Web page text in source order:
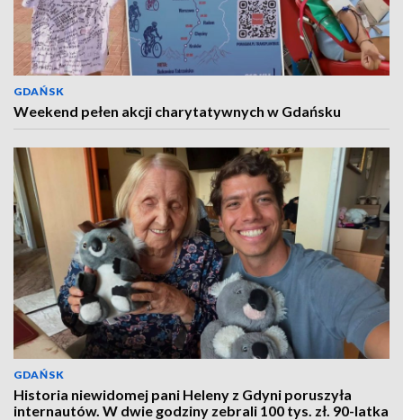
GDAŃSK
Weekend pełen akcji charytatywnych w Gdańsku
GDAŃSK
Historia niewidomej pani Heleny z Gdyni poruszyła
internautów. W dwie godziny zebrali 100 tys. zł. 90-latka